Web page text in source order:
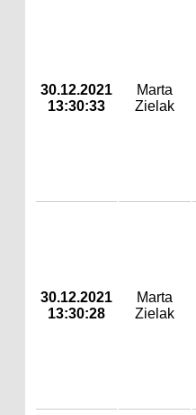
30.12.2021
13:30:33
Marta
Zielak
30.12.2021
13:30:28
Marta
Zielak